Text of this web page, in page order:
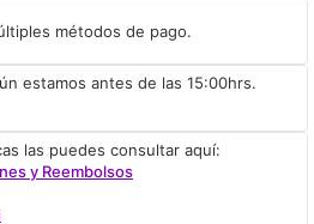
métodos de pago.
estamos antes de las 15:00hrs.
las puedes consultar aquí:
y Reembolsos